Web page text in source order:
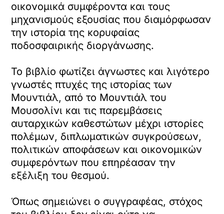
οικονομικά συμφέροντα και τους
μηχανισμούς εξουσίας που διαμόρφωσαν
την ιστορία της κορυφαίας
ποδοσφαιρικής διοργάνωσης.
Το βιβλίο φωτίζει άγνωστες και λιγότερο
γνωστές πτυχές της ιστορίας των
Μουντιάλ, από το Μουντιάλ του
Μουσολίνι και τις παρεμβάσεις
αυταρχικών καθεστώτων μέχρι ιστορίες
πολέμων, διπλωματικών συγκρούσεων,
πολιτικών αποφάσεων και οικονομικών
συμφερόντων που επηρέασαν την
εξέλιξη του θεσμού.
Όπως σημειώνει ο συγγραφέας, στόχος